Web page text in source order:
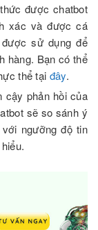
được chatbot
xác và được cá
sử dụng để
hàng. Bạn có thể
thể tại đây.
cậy phản hồi của
sẽ so sánh ý
ngưỡng độ tin